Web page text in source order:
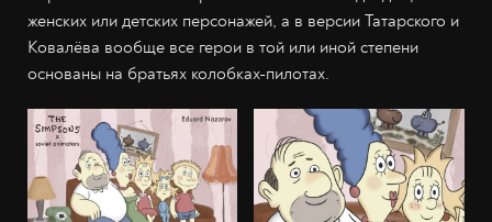
женских или детских персонажей, а в версии Татарского и
Ковалёва вообще все герои в той или иной степени
основаны на братьях колобках-пилотах.